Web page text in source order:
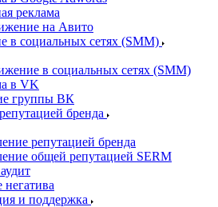
реклама
на Авито
в социальных сетях (SMM)
в социальных сетях (SMM)
в VK
группы ВК
бренда
репутацией бренда
общей репутацией SERM
негатива
и поддержка